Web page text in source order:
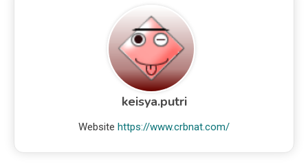
keisya.putri
Website https://www.crbnat.com/